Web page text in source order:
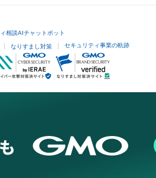
相談AIチャットボット
なりすまし対策 セキュリティ事業の軌跡